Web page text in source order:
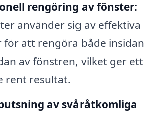
rengöring av fönster:
använder sig av effektiva
för att rengöra både insidan
av fönstren, vilket ger ett
rent resultat.
av svåråtkomliga